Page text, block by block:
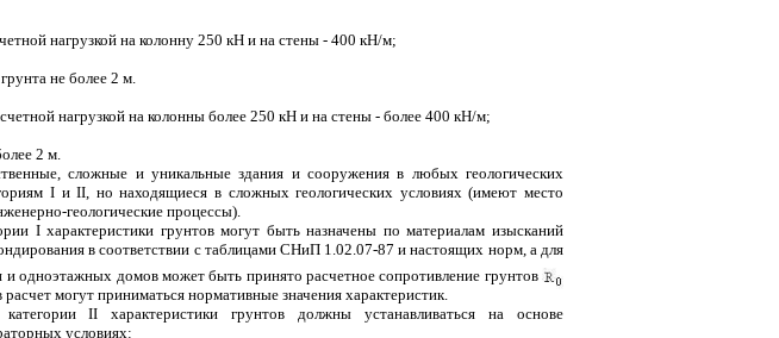
нагрузкой на колонну 250 кН и на стены - 400 кН/м;
не более 2 м.
нагрузкой на колонны более 250 кН и на стены - более 400 кН/м;
2 м.
сложные и уникальные здания и сооружения в любых геологических
I и II, но находящиеся в сложных геологических условиях (имеют место
геологические процессы).
I характеристики грунтов могут быть назначены по материалам изысканий
в соответствии с таблицами СНиП 1.02.07-87 и настоящих норм, а для
и одноэтажных домов может быть принято расчетное сопротивление грунтов
могут приниматься нормативные значения характеристик.
II характеристики грунтов должны устанавливаться на основе
условиях: